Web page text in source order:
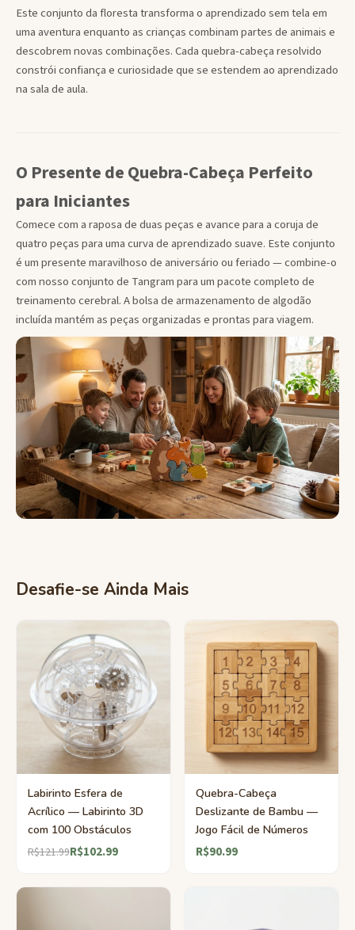
Este conjunto da floresta transforma o aprendizado sem tela em
uma aventura enquanto as crianças combinam partes de animais e
descobrem novas combinações. Cada quebra-cabeça resolvido
constrói confiança e curiosidade que se estendem ao aprendizado
na sala de aula.
O Presente de Quebra-Cabeça Perfeito
para Iniciantes
Comece com a raposa de duas peças e avance para a coruja de
quatro peças para uma curva de aprendizado suave. Este conjunto
é um presente maravilhoso de aniversário ou feriado — combine-o
com nosso conjunto de Tangram para um pacote completo de
treinamento cerebral. A bolsa de armazenamento de algodão
incluída mantém as peças organizadas e prontas para viagem.
Desafie-se Ainda Mais
Labirinto Esfera de
Acrílico — Labirinto 3D
com 100 Obstáculos
R$121.99R$102.99
Quebra-Cabeça
Deslizante de Bambu —
Jogo Fácil de Números
R$90.99